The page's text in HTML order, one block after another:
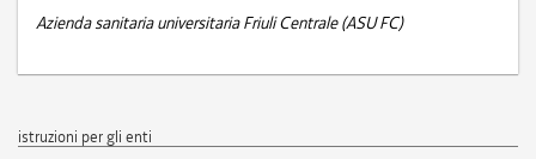
Azienda sanitaria universitaria Friuli Centrale (ASU FC)
istruzioni per gli enti